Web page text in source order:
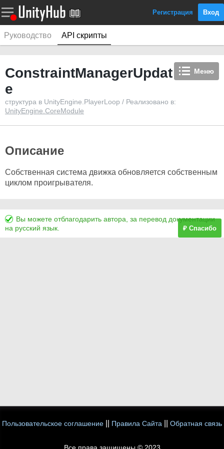
Регистрация Вход
Руководство API скрипты
Меню
ConstraintManagerUpdat
e
структура в UnityEngine.PlayerLoop / Реализовано в:
UnityEngine.CoreModule
Описание
Собственная система движка обновляется собственным
циклом проигрывателя.
Вы можете отблагодарить автора, за перевод документации
на русский язык.
₽ Спасибо
Пользовательское соглашение Правила Сайта Обратная связь